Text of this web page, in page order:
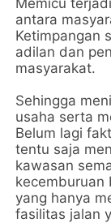
antara
Ketimpangan
adilan dan
masyarakat.
Sehingga
usaha serta
Belum lagi
tentu saja
kawasan
kecemburuan
yang hanya
fasilitas jalan